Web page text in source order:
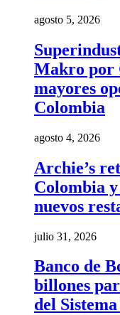
agosto 5, 2026
Makro por
mayores
Colombia
agosto 4, 2026
Archie’s
Colombia
nuevos
julio 31, 2026
Banco de
billones
del